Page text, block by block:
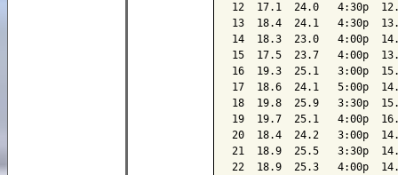
12  17.1  24.0   4:30p
13  18.4  24.1   4:30p
14  18.3  23.0   4:00p
15  17.5  23.7   4:00p
16  19.3  25.1   3:00p
17  18.6  24.1   5:00p
18  19.8  25.9   3:30p
19  19.7  25.1   4:00p
20  18.4  24.2   3:00p
21  18.9  25.5   3:30p
22  18.9  25.3   4:00p